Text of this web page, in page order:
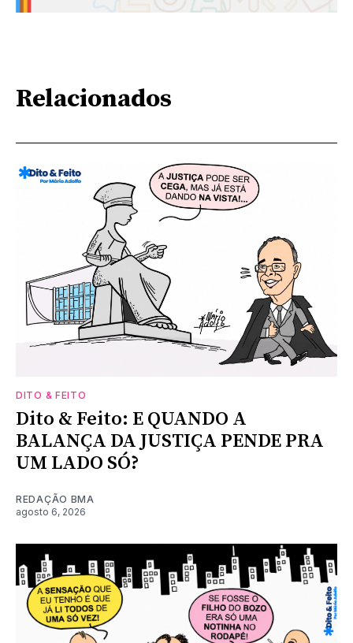
Relacionados
DITO & FEITO
Dito & Feito: E QUANDO A
BALANÇA DA JUSTIÇA PENDE PRA
UM LADO SÓ?
REDAÇÃO BMA
agosto 6, 2026